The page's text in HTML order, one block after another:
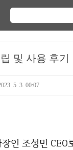
및 사용 후기
5. 3. 00:07